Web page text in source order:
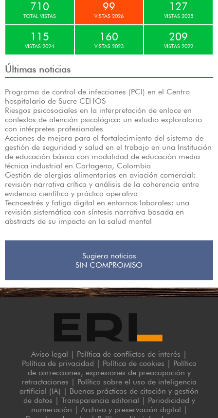
710
TOTAL VISTAS
99
VISTAS 2026
127
VISTAS 2025
115
VISTAS 2024
160
VISTAS 2023
209
VISTAS 2022
Últimas noticias
Programa de control de infecciones (PCI) en el Centro
hospitalario de Sucre CEHOS
Riesgos psicosociales en la interpretación de enlace en
contextos de atención psicológica: un estudio exploratorio
con intérpretes profesionales
Acciones de mejora para el fortalecimiento del sistema de
gestión de seguridad y salud en el trabajo en una Institución
de educación básica con modalidad de educación media
técnica industrial en Cartagena, Colombia
Gestión de alergias alimentarias en aviación comercial:
revisión narrativa crítica y análisis de la coherencia entre
evidencia científica y práctica operativa
Tecnoestrés y fatiga digital en entornos laborales: una
revisión sistemática con síntesis narrativa basada en
abstracts de su impacto en la salud mental
Sugiera noticias
SIN COMPROMISO
Aviso legal Política de conflictos de interés
Política de privacidad
Política de cookies
Política
de correcciones, expresiones de preocupación y
retractaciones
Política sobre el uso de inteligencia
artificial (IA)
Buenas prácticas de citación y gestión
de datos
Transparencia editorial
Periodicidad y
numeración
Archivo y preservación digital